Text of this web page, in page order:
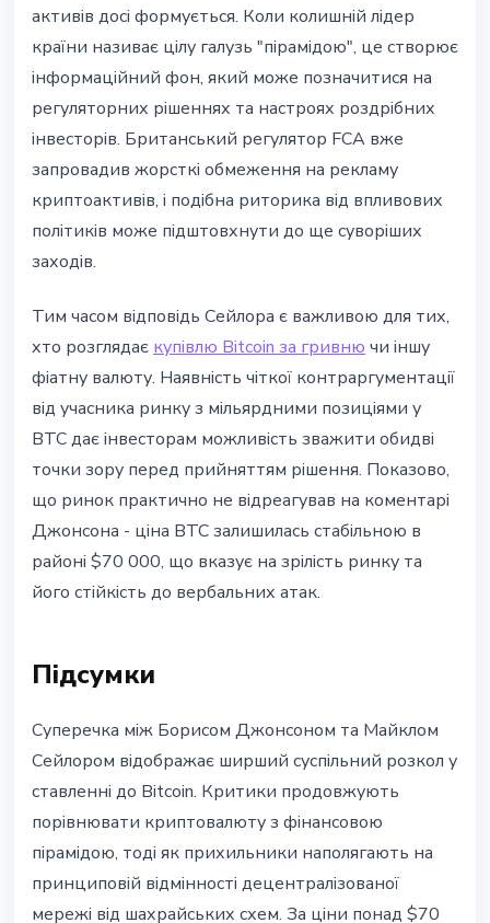
активів досі формується. Коли колишній лідер
країни називає цілу галузь "пірамідою", це створює
інформаційний фон, який може позначитися на
регуляторних рішеннях та настроях роздрібних
інвесторів. Британський регулятор FCA вже
запровадив жорсткі обмеження на рекламу
криптоактивів, і подібна риторика від впливових
політиків може підштовхнути до ще суворіших
заходів.
Тим часом відповідь Сейлора є важливою для тих,
хто розглядає купівлю Bitcoin за гривню чи іншу
фіатну валюту. Наявність чіткої контраргументації
від учасника ринку з мільярдними позиціями у
BTC дає інвесторам можливість зважити обидві
точки зору перед прийняттям рішення. Показово,
що ринок практично не відреагував на коментарі
Джонсона - ціна BTC залишилась стабільною в
районі $70 000, що вказує на зрілість ринку та
його стійкість до вербальних атак.
Підсумки
Суперечка між Борисом Джонсоном та Майклом
Сейлором відображає ширший суспільний розкол у
ставленні до Bitcoin. Критики продовжують
порівнювати криптовалюту з фінансовою
пірамідою, тоді як прихильники наполягають на
принциповій відмінності децентралізованої
мережі від шахрайських схем. За ціни понад $70